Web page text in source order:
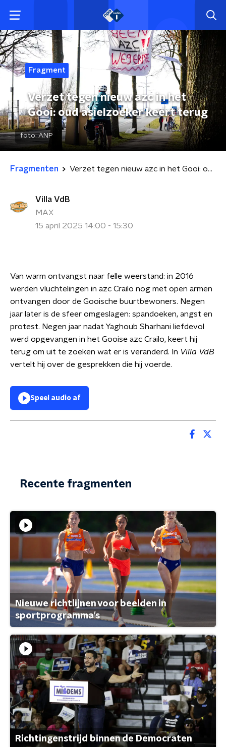
Fragment
Verzet tegen nieuw azc in het
Gooi: oud asielzoeker keert terug
foto:ANP
Fragmenten Verzet tegen nieuw azc in het Gooi: oud asielzoeker keert terug
Villa VdB
MAX
15 april 2025 14:00 - 15:30
Van warm ontvangst naar felle weerstand: in 2016
werden vluchtelingen in azc Crailo nog met open armen
ontvangen door de Gooische buurtbewoners. Negen
jaar later is de sfeer omgeslagen: spandoeken, angst en
protest. Negen jaar nadat Yaghoub Sharhani liefdevol
werd opgevangen in het Gooise azc Crailo, keert hij
terug om uit te zoeken wat er is veranderd. In Villa VdB
vertelt hij over de gesprekken die hij voerde.
Speel audio af
Recente fragmenten
Nieuwe richtlijnen voor beelden in
sportprogramma's
Richtingenstrijd binnen de Democraten